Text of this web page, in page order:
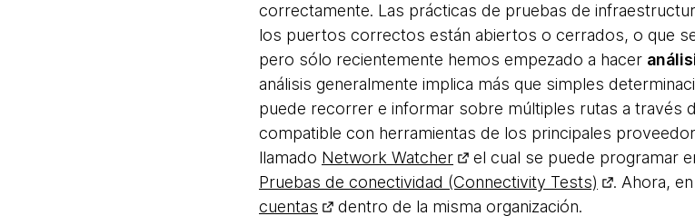
correctamente. Las prácticas de pruebas de
los puertos correctos están abiertos o cerrados, o que
pero sólo recientemente hemos empezado a hacer
análisis generalmente implica más que simples
puede recorrer e informar sobre múltiples rutas a través
compatible con herramientas de los principales
llamado Network Watcher
el cual se puede programar
Pruebas de conectividad (Connectivity Tests)
. Ahora,
cuentas
dentro de la misma organización.